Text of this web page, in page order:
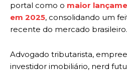
portal como o maior
em 2025, consolidando um
recente do mercado brasileiro.
Advogado tributarista,
investidor imobiliário, nerd